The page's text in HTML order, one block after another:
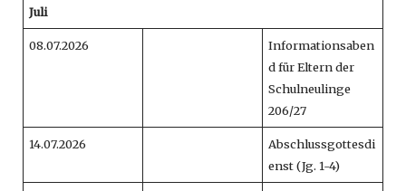
Juli
08.07.2026
Informationsaben
d für Eltern der
Schulneulinge
206/27
14.07.2026
Abschlussgottesdi
enst (Jg. 1-4)